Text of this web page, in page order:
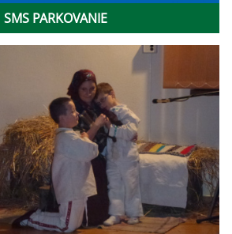
SMS PARKOVANIE